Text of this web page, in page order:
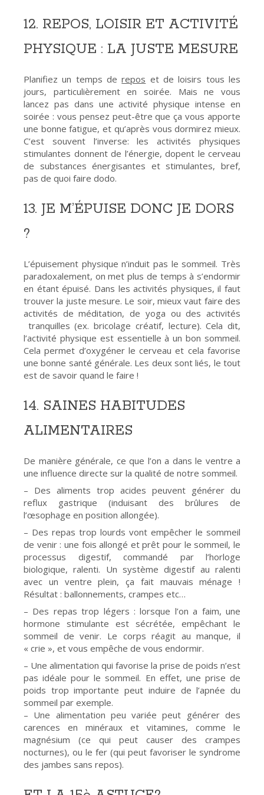
12. REPOS, LOISIR ET ACTIVITÉ
PHYSIQUE : LA JUSTE MESURE
Planifiez un temps derepos et de loisirs tous les
jours, particulièrement en soirée. Mais ne vous
lancez pas dans une activité physique intense en
soirée : vous pensez peut-être que ça vous apporte
une bonne fatigue, et qu’après vous dormirez mieux.
C’est souvent l’inverse: les activités physiques
stimulantes donnent de l’énergie, dopent le cerveau
de substances énergisantes et stimulantes, bref,
pas de quoi faire dodo.
13. JE M’ÉPUISE DONC JE DORS
?
L’épuisement physique n’induit pas le sommeil. Très
paradoxalement, on met plus de temps à s’endormir
en étant épuisé. Dans les activités physiques, il faut
trouver la juste mesure. Le soir, mieux vaut faire des
activités de méditation, de yoga ou des activités
tranquilles (ex. bricolage créatif, lecture). Cela dit,
l’activité physique est essentielle à un bon sommeil.
Cela permet d’oxygéner le cerveau et cela favorise
une bonne santé générale. Les deux sont liés, le tout
est de savoir quand le faire !
14. SAINES HABITUDES
ALIMENTAIRES
De manière générale, ce que l’on a dans le ventre a
une influence directe sur la qualité de notre sommeil.
– Des aliments trop acides peuvent générer du
reflux gastrique (induisant des brûlures de
l’œsophage en position allongée).
– Des repas trop lourds vont empêcher le sommeil
de venir : une fois allongé et prêt pour le sommeil, le
processus digestif, commandé par l’horloge
biologique, ralenti. Un système digestif au ralenti
avec un ventre plein, ça fait mauvais ménage !
Résultat : ballonnements, crampes etc…
– Des repas trop légers : lorsque l’on a faim, une
hormone stimulante est sécrétée, empêchant le
sommeil de venir. Le corps réagit au manque, il
« crie », et vous empêche de vous endormir.
– Une alimentation qui favorise la prise de poids n’est
pas idéale pour le sommeil. En effet, une prise de
poids trop importante peut induire de l’apnée du
sommeil par exemple.
– Une alimentation peu variée peut générer des
carences en minéraux et vitamines, comme le
magnésium (ce qui peut causer des crampes
nocturnes), ou le fer (qui peut favoriser le syndrome
des jambes sans repos).